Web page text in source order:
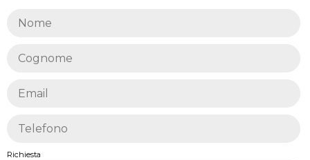
Richiesta